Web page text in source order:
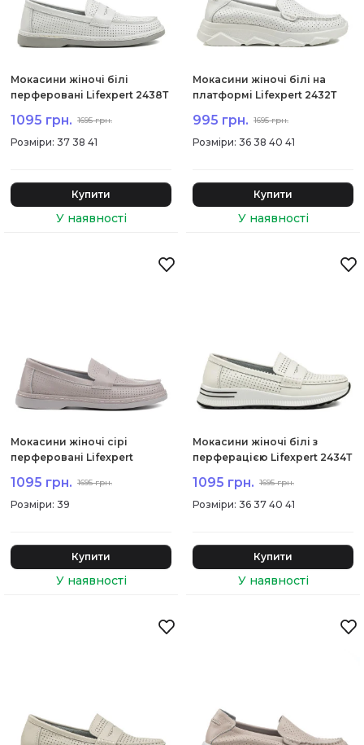
Мокасини жіночі білі
перферовані Lifexpert 2438Т
1095 грн. 1695 грн.
: 37 38 41
Купити
Мокасини жіночі білі на
платформі Lifexpert 2432Т
995 грн. 1695 грн.
: 36 38 40 41
Купити
Мокасини жіночі сірі
перферовані Lifexpert
1095 грн. 1695 грн.
: 39
Купити
Мокасини жіночі білі з
перферацією Lifexpert 2434Т
1095 грн. 1695 грн.
: 36 37 40 41
Купити